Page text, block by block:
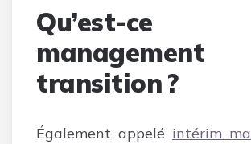
Qu’est-ce
transition ?
Également appelé intérim